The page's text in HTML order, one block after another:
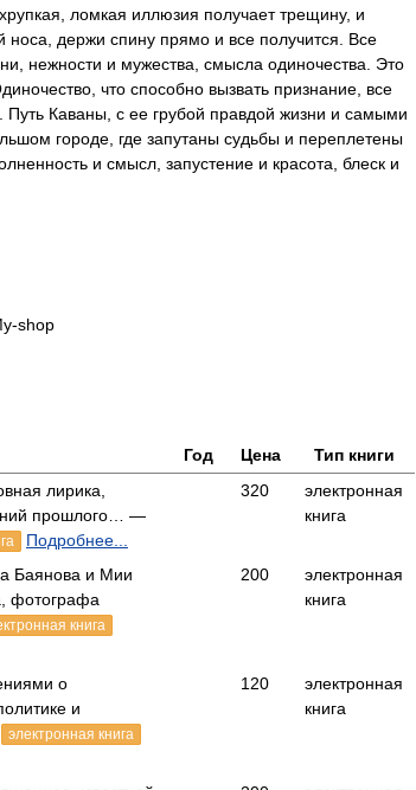
ломкая иллюзия получает трещину, и
носа, держи спину прямо и все получится. Все
нежности и мужества, смысла одиночества. Это
что способно вызвать признание, все
Путь Каваны, с ее грубой правдой жизни и самыми
городе, где запутаны судьбы и переплетены
и смысл, запустение и красота, блеск и
shop
Год Цена
Тип книги
лирика,
прошлого… —
Подробнее...
320
электронная
книга
Баянова и Мии
фотографа
книга
200
электронная
книга
о
и
электронная книга
120
электронная
книга